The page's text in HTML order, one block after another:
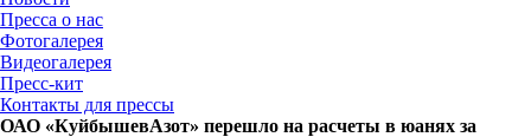
Пресса о нас
Фотогалерея
Видеогалерея
Пресс-кит
Контакты для прессы
ОАО «КуйбышевАзот» перешло на расчеты в юанях за